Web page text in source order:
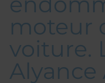
moteur
voiture.
Alyance